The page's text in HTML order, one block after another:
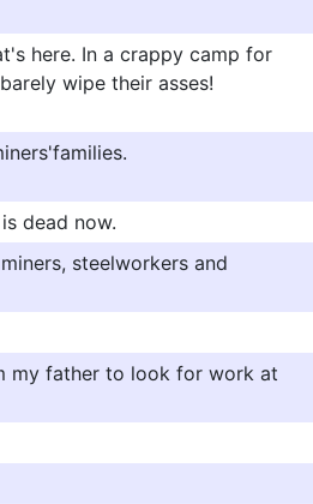
here. In a crappy camp for
wipe their asses!
dead now.
steelworkers and
my father to look for work at